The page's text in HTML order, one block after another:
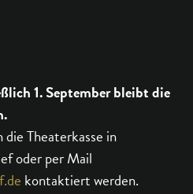
1. September bleibt die
Theaterkasse in
oder per Mail
kontaktiert werden.